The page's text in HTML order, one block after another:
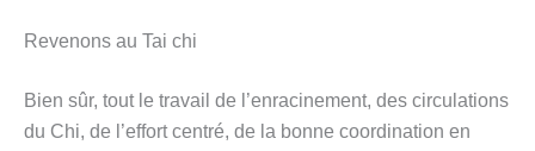
Revenons au Tai chi
Bien sûr, tout le travail de l’enracinement, des circulations
du Chi, de l’effort centré, de la bonne coordination en